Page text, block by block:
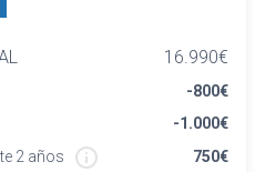
con respaldo
mando a distancia
oscurecimiento
16.990€
-800€
-1.000€
2 años
750€